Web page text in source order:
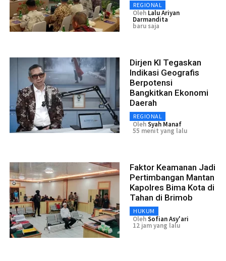
REGIONAL
Oleh Lalu Ariyan
Darmandita
baru saja
Dirjen KI Tegaskan
Indikasi Geografis
Berpotensi
Bangkitkan Ekonomi
Daerah
REGIONAL
OlehSyah Manaf
55 menit yang lalu
Faktor Keamanan Jadi
Pertimbangan Mantan
Kapolres Bima Kota di
Tahan di Brimob
HUKUM
OlehSofian Asy'ari
12 jam yang lalu